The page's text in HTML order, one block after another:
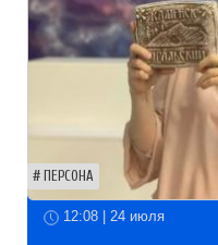
ПЕРСОНА
12:08 | 24 июля